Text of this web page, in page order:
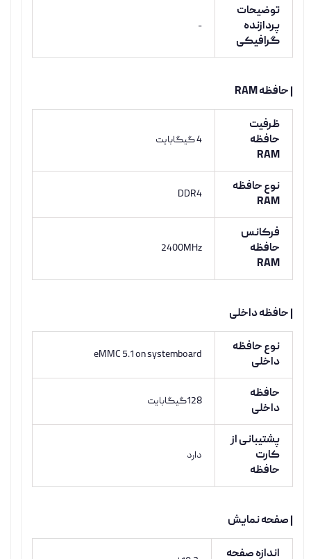
توضیحات
پردازنده
گرافیکی
-
| حافظه RAM
ظرفیت
حافظه
RAM
4 گیگابایت
نوع حافظه
RAM
DDR4
فرکانس
حافظه
RAM
2400MHz
| حافظه داخلی
نوع حافظه
داخلی
eMMC 5.1 on systemboard
حافظه
داخلی
128گیگابایت
پشتیبانی از
کارت
حافظه
دارد
| صفحه نمایش
اندازه صفحه